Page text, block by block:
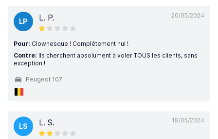
20/05/2024
LP L. P.
Pour: Clownesque ! Complétement nul !
Contre: Ils cherchent absolument à voler TOUS les clients, sans
exception !
Peugeot 107
18/05/2024
LS L. S.